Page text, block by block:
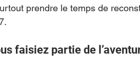
prendre le temps de
faisiez partie de